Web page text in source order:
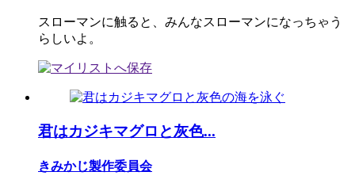
スローマンに触ると、みんなスローマンになっちゃう
らしいよ。
君はカジキマグロと灰色...
きみかじ製作委員会